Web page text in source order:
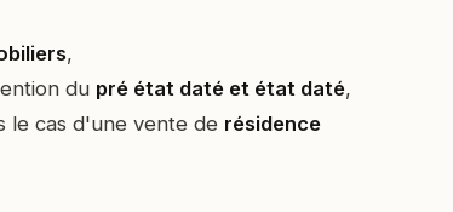
,
du pré état daté et état daté,
le cas d'une vente de résidence